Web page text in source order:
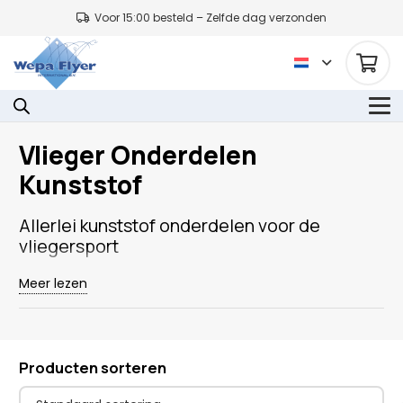
Voor 15:00 besteld – Zelfde dag verzonden
Vlieger Onderdelen
Kunststof
Allerlei kunststof onderdelen voor de
vliegersport
O.a. de volgende onderdelen van kunststof voor jouw
vlieger vind je hier:
Meer lezen
Producten sorteren